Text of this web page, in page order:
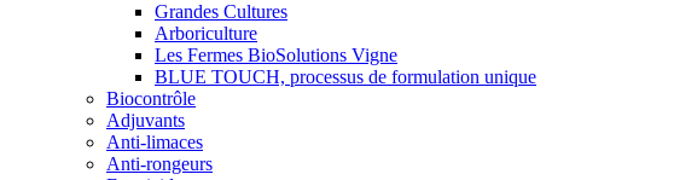
Grandes Cultures
Arboriculture
Les Fermes BioSolutions Vigne
BLUE TOUCH, processus de formulation unique
Biocontrôle
Adjuvants
Anti-limaces
Anti-rongeurs